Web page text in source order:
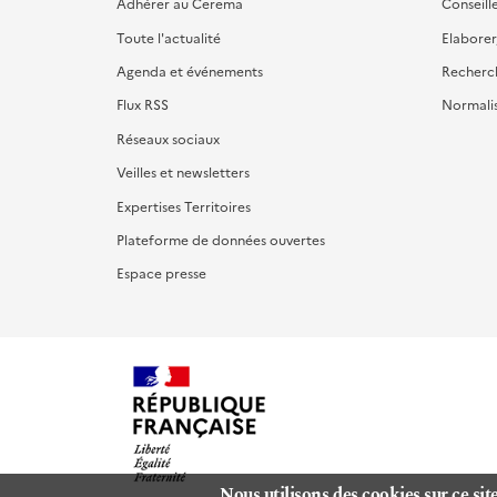
Toute l'actualité
Agenda et événements
Flux RSS
Réseaux sociaux
Veilles et newsletters
Expertises Territoires
Plateforme de données ouvertes
Espace presse